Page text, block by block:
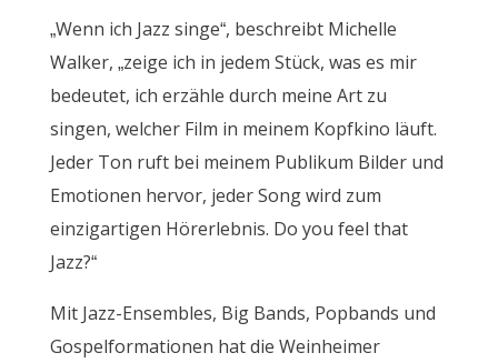
„Wenn ich Jazz singe“, beschreibt Michelle
Walker, „zeige ich in jedem Stück, was es mir
bedeutet, ich erzähle durch meine Art zu
singen, welcher Film in meinem Kopfkino läuft.
Jeder Ton ruft bei meinem Publikum Bilder und
Emotionen hervor, jeder Song wird zum
einzigartigen Hörerlebnis. Do you feel that
Jazz?“
Mit Jazz-Ensembles, Big Bands, Popbands und
Gospelformationen hat die Weinheimer